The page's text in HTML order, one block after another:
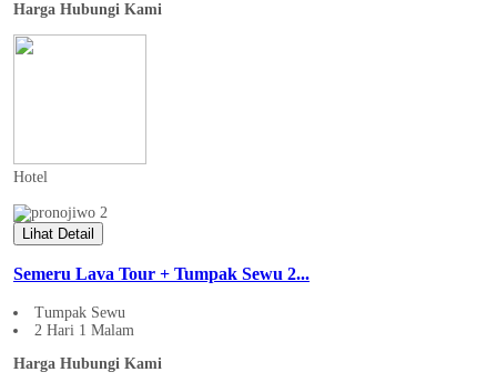
Harga Hubungi Kami
Hotel
Lihat Detail
Semeru Lava Tour + Tumpak Sewu 2...
Tumpak Sewu
2 Hari 1 Malam
Harga Hubungi Kami